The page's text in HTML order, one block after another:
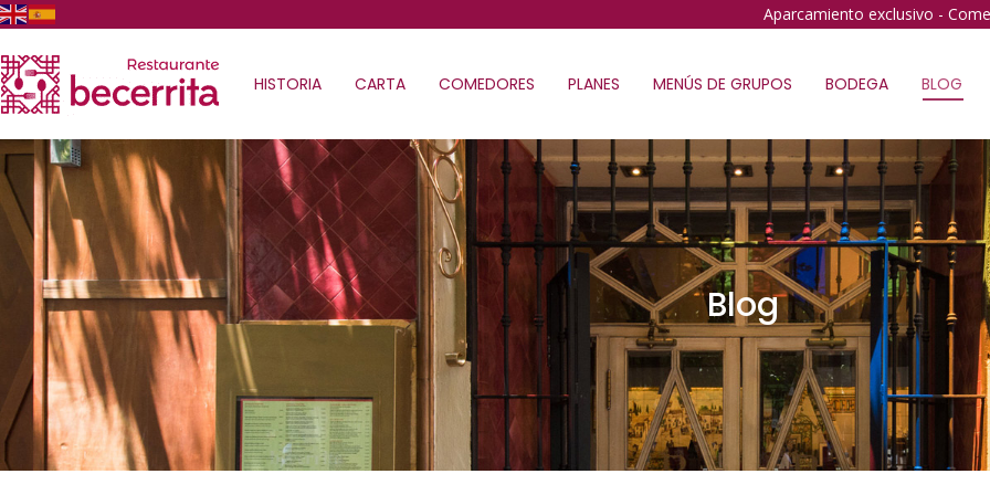
Aparcamiento exclusivo -
HISTORIA CARTA COMEDORES PLANES MENÚS DE GRUPOS BODEGA BLOG
Blog